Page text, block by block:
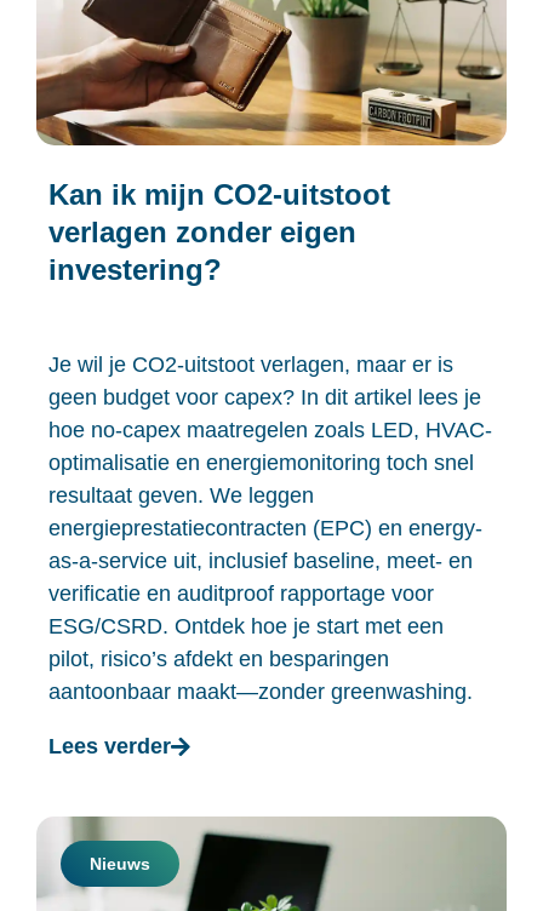
Kan ik mijn CO2-uitstoot
verlagen zonder eigen
investering?
Je wil je CO2-uitstoot verlagen, maar er is
geen budget voor capex? In dit artikel lees je
hoe no-capex maatregelen zoals LED, HVAC-
optimalisatie en energiemonitoring toch snel
resultaat geven. We leggen
energieprestatiecontracten (EPC) en energy-
as-a-service uit, inclusief baseline, meet- en
verificatie en auditproof rapportage voor
ESG/CSRD. Ontdek hoe je start met een
pilot, risico’s afdekt en besparingen
aantoonbaar maakt—zonder greenwashing.
Lees verder
Nieuws